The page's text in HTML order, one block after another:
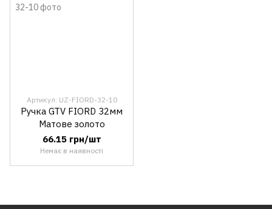
Артикул: UZ-FIORD-32-10
Ручка GTV FIORD 32мм
Матове золото
66.15 грн/шт
Немає в наявності